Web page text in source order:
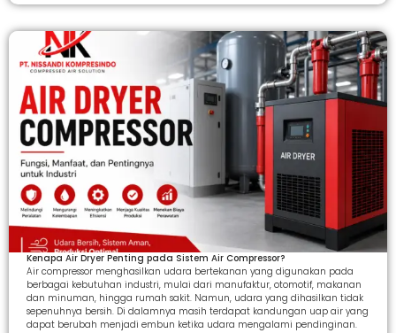
Kenapa Air Dryer Penting pada Sistem Air Compressor?
Air compressor menghasilkan udara bertekanan yang digunakan pada
berbagai kebutuhan industri, mulai dari manufaktur, otomotif, makanan
dan minuman, hingga rumah sakit. Namun, udara yang dihasilkan tidak
sepenuhnya bersih. Di dalamnya masih terdapat kandungan uap air yang
dapat berubah menjadi embun ketika udara mengalami pendinginan.